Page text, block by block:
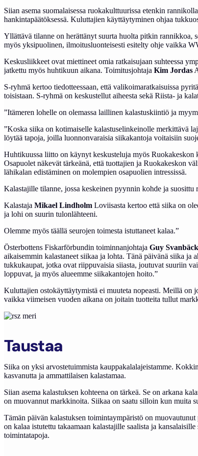
Siian asema suomalaisessa ruokakulttuurissa etenkin
hankintapäätöksessä. Kuluttajien käyttäytyminen ohjaa
Yllättävä tilanne on herättänyt suurta huolta pitkin rannikkoa,
myös yksipuolinen, ilmoitusluonteisesti esitelty ohje vaikka
Keskusliikkeet ovat miettineet omia ratkaisujaan suhteessa
jatkettu myös huhtikuun aikana. Toimitusjohtaja Kim Jordas
S-ryhmä kertoo tiedotteessaan, että valikoimaratkaisuissa
toisistaan. S-ryhmä on keskustellut aiheesta sekä Riista- ja
”Itämeren lohelle on olemassa laillinen kalastuskiintiö ja
”Koska siika on kotimaiselle kalastuselinkeinolle merkittävä
löytää tapoja, joilla luonnonvaraisia siikakantoja voitaisiin
Huhtikuussa liitto on käynyt keskusteluja myös Ruokakeskon
Osapuolet näkevät tärkeänä, että tuottajien ja Ruokakeskon
lähikalan edistäminen on molempien osapuolien intressissä.
Kalastajille tilanne, jossa keskeinen pyynnin kohde ja
Kalastaja Mikael Lindholm Loviisasta kertoo että siika on
ja lohi on suurin tulonlähteeni.
Olemme myös täällä seurojen toimesta istuttaneet kalaa.”
Österbottens Fiskarförbundin toiminnanjohtaja Guy Svanbäck
aikaisemmin kalastaneet siikaa ja lohta. Tänä päivänä siika ja
tukkukaupat, jotka ovat riippuvaisia siiasta, joutuvat suuriin
loppuvat, ja myös alueemme siikakantojen hoito.”
Kuluttajien ostokäyttäytymistä ei muuteta nopeasti. Meillä on
vaikka viimeisen vuoden aikana on joitain tuotteita tullut
Taustaa
Siika on yksi arvostetuimmista kauppakalalajeistamme.
kasvanutta ja ammattilaisen kalastamaa.
Siian asema kalastuksen kohteena on tärkeä. Se on arkana
on muovannut markkinoita. Siikaa on saatu silloin kun muita
Tämän päivän kalastuksen toimintaympäristö on
on kalaa istutettu takaamaan kalastajille saalista ja
toimintatapoja.